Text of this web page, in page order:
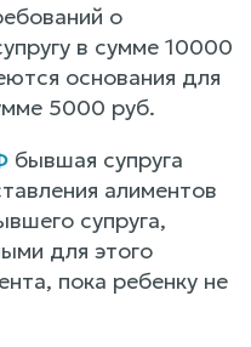
о
в сумме 10000
основания для
5000 руб.
бывшая супруга
алиментов
супруга,
для этого
пока ребенку не